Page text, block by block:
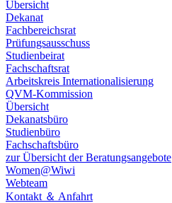
Übersicht
Dekanat
Fachbereichsrat
Prüfungsausschuss
Studienbeirat
Fachschaftsrat
​​Arbeitskreis Internationalisierung
QVM-Kommission
Übersicht
Dekanatsbüro
Studienbüro
Fachschaftsbüro
zur Übersicht der Beratungsangebote
Women@Wiwi
Webteam
Kontakt ＆ Anfahrt